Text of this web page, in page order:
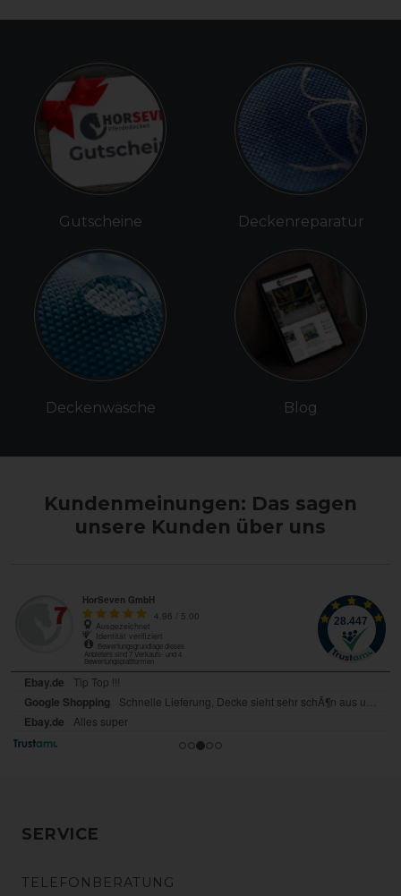
Gutscheine
Deckenwäsche
Deckenreparatur
Blog
Kundenmeinungen: Das sagen
unsere Kunden über uns
SERVICE
TELEFONBERATUNG